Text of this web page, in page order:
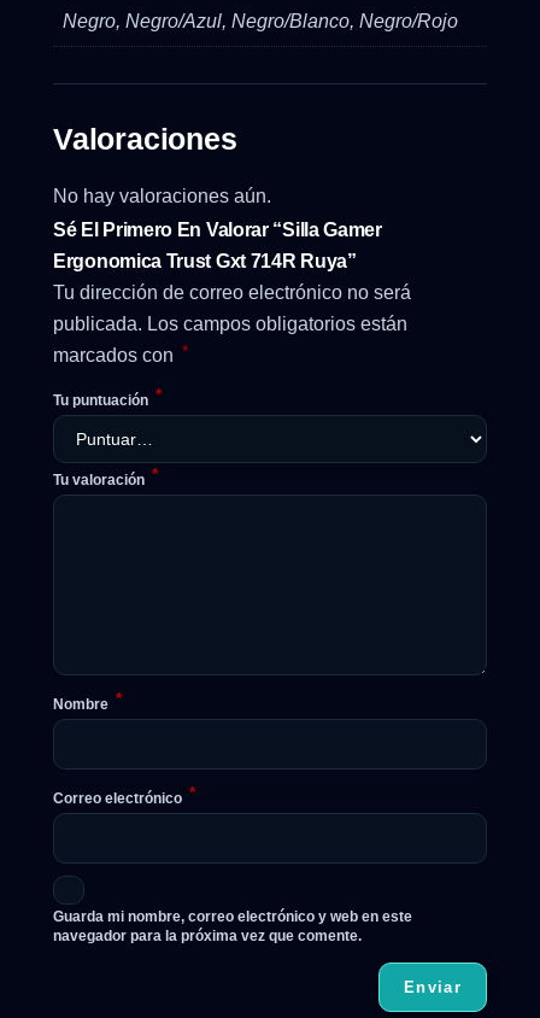
Negro, Negro/Azul, Negro/Blanco, Negro/Rojo
Valoraciones
No hay valoraciones aún.
Sé El Primero En Valorar “Silla Gamer
Ergonomica Trust Gxt 714R Ruya”
Tu dirección de correo electrónico no será
publicada. Los campos obligatorios están
marcados con *
Tu puntuación *
Tu valoración *
Nombre *
Correo electrónico *
Guarda mi nombre, correo electrónico y web en este
navegador para la próxima vez que comente.